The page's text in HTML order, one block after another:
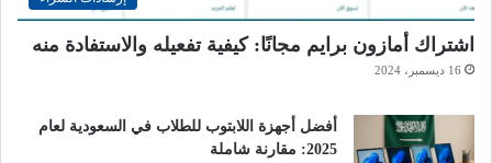
اشتراك أمازون برايم مجانًا: كيفية تفعيله والاستفادة منه
16 ديسمبر، 2024
أفضل أجهزة اللابتوب للطلاب في السعودية لعام
2025: مقارنة شاملة